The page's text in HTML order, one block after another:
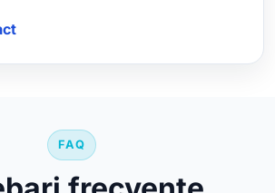
FAQ